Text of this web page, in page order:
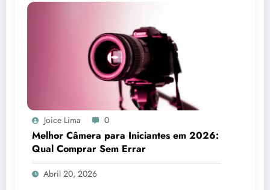
Joice Lima 0
Melhor Câmera para Iniciantes em 2026:
Qual Comprar Sem Errar
Abril 20, 2026